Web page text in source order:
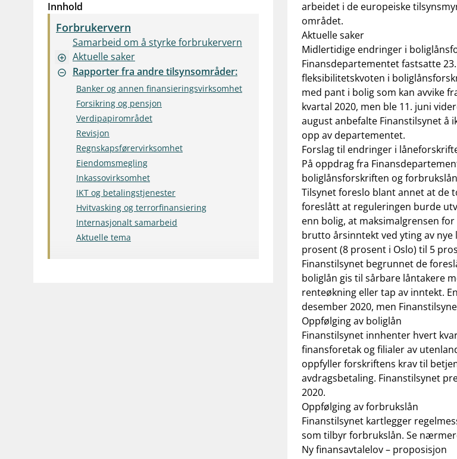
Innhold
Forbrukervern
Samarbeid om å styrke forbrukervern
add_circle_outline Aktuelle saker
remove_circle_outline Rapporter fra andre tilsynsområder:
Banker og annen finansieringsvirksomhet
Forsikring og pensjon
Verdipapirområdet
Revisjon
Regnskapsførervirksomhet
Eiendomsmegling
Inkassovirksomhet
IKT og betalingstjenester
Hvitvasking og terrorfinansiering
Internasjonalt samarbeid
Aktuelle tema
arbeidet i de europeiske
området.
Aktuelle saker
Midlertidige endringer i
Finansdepartementet fastsatte
fleksibilitetskvoten i
med pant i bolig som kan avvike
kvartal 2020, men ble 11. juni
august anbefalte Finanstilsynet å
opp av departementet.
Forslag til endringer i
På oppdrag fra
boliglånsforskriften og
Tilsynet foreslo blant annet at de
foreslått at reguleringen burde
enn bolig, at maksimalgrensen
brutto årsinntekt ved yting av
prosent (8 prosent i Oslo) til 5
Finanstilsynet begrunnet de
boliglån gis til sårbare låntakere
renteøkning eller tap av inntekt.
desember 2020, men
Oppfølging av boliglån
Finanstilsynet innhenter hvert
finansforetak og filialer av
oppfyller forskriftens krav til
avdragsbetaling. Finanstilsynet
2020.
Oppfølging av forbrukslån
Finanstilsynet kartlegger
som tilbyr forbrukslån. Se
Ny finansavtalelov – proposisjon